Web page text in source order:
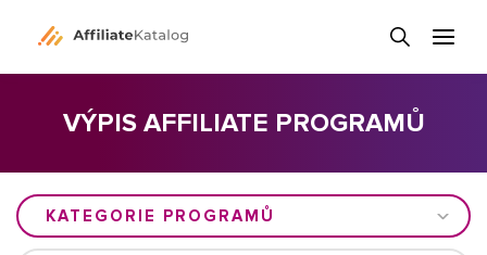
VÝPIS AFFILIATE PROGRAMŮ
KATEGORIE PROGRAMŮ